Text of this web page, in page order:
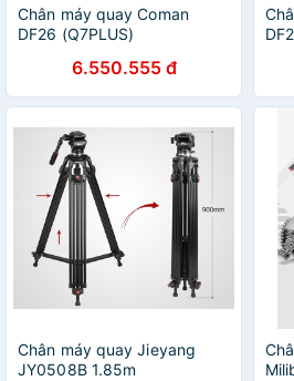
Chân máy quay Coman
DF26 (Q7PLUS)
6.550.555 đ
Chân máy quay Jieyang
JY0508B 1.85m